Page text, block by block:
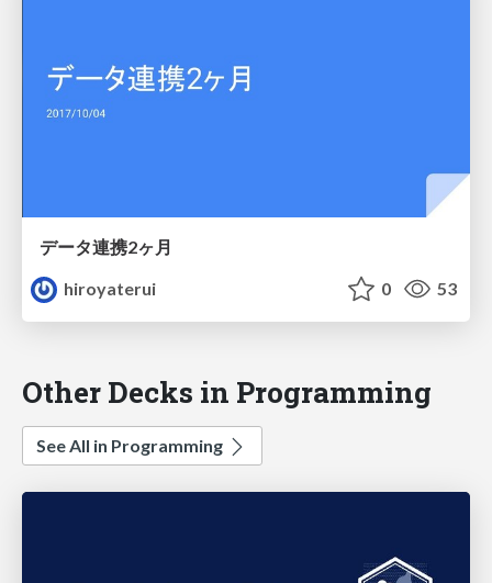
データ連携2ヶ月
hiroyaterui
0 53
Other Decks in Programming
See All in Programming